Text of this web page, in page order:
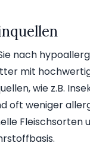
nach
mit
wie z.B.
oft weniger
Fleischsorten